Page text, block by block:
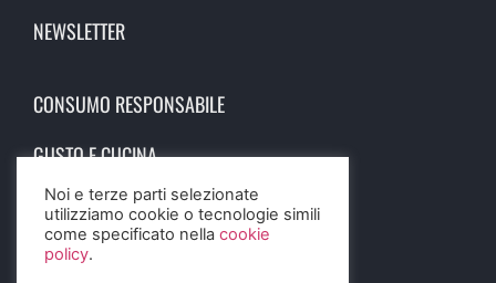
NEWSLETTER
CONSUMO RESPONSABILE
GUSTO E CUCINA
SCIENZA E SALUTE
STORIA E CULTURA
Noi e terze parti selezionate
utilizziamo cookie o tecnologie simili
come specificato nella cookie
policy.